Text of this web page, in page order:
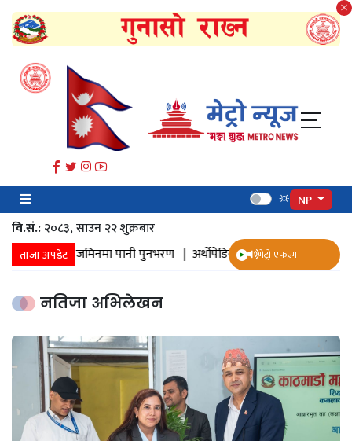
NP
वि.सं.:२०८३, साउन २२ शुक्रबार​
ताजा अपडेट
संकलन |जमिनमा पानी पुनभरण | अर्थोपेडिक इम्प्लान्ट |ज्येष्ठ
मेट्रो एफएम
नतिजा अभिलेखन